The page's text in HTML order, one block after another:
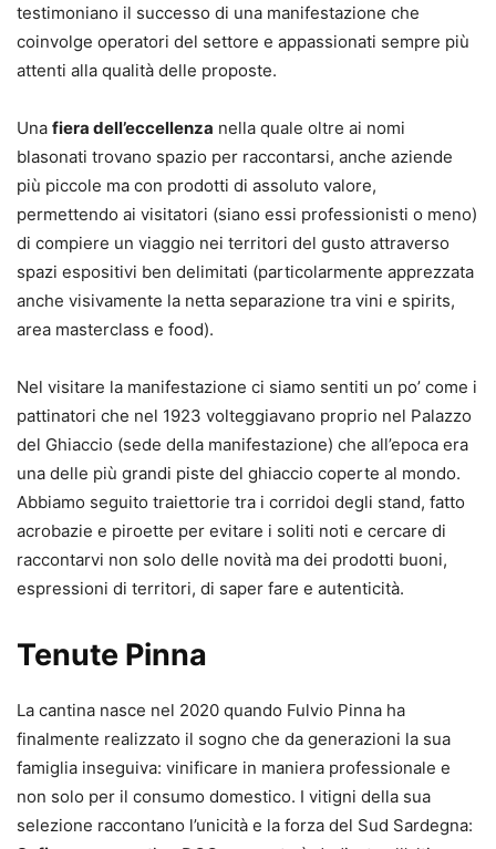
testimoniano il successo di una manifestazione che
coinvolge operatori del settore e appassionati sempre più
attenti alla qualità delle proposte.
Una fiera dell’eccellenza nella quale oltre ai nomi
blasonati trovano spazio per raccontarsi, anche aziende
più piccole ma con prodotti di assoluto valore,
permettendo ai visitatori (siano essi professionisti o meno)
di compiere un viaggio nei territori del gusto attraverso
spazi espositivi ben delimitati (particolarmente apprezzata
anche visivamente la netta separazione tra vini e spirits,
area masterclass e food).
Nel visitare la manifestazione ci siamo sentiti un po’ come i
pattinatori che nel 1923 volteggiavano proprio nel Palazzo
del Ghiaccio (sede della manifestazione) che all’epoca era
una delle più grandi piste del ghiaccio coperte al mondo.
Abbiamo seguito traiettorie tra i corridoi degli stand, fatto
acrobazie e piroette per evitare i soliti noti e cercare di
raccontarvi non solo delle novità ma dei prodotti buoni,
espressioni di territori, di saper fare e autenticità.
Tenute Pinna
La cantina nasce nel 2020 quando Fulvio Pinna ha
finalmente realizzato il sogno che da generazioni la sua
famiglia inseguiva: vinificare in maniera professionale e
non solo per il consumo domestico. I vitigni della sua
selezione raccontano l’unicità e la forza del Sud Sardegna: